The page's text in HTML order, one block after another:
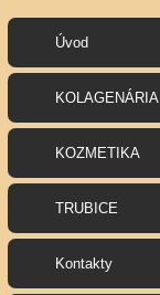
Úvod
KOLAGENÁRIA
KOZMETIKA
TRUBICE
Kontakty